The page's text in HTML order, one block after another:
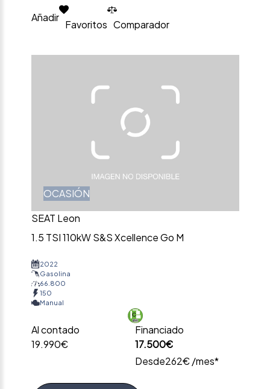
Añadir
Favoritos Comparador
OCASIÓN
SEAT Leon
1.5 TSI 110kW S&S Xcellence Go M
2022
Gasolina
66.800
150
Manual
Al contado
19.990€
Financiado
17.500€
Desde262€ /mes*